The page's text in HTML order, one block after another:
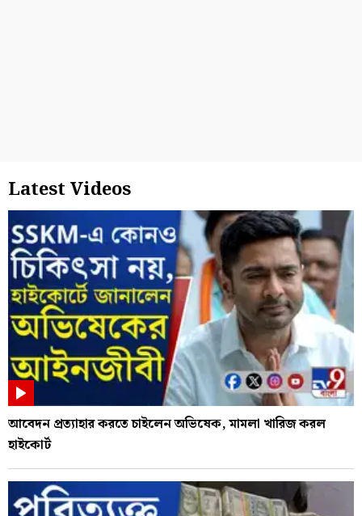
Latest Videos
আবেদন প্রত্যাহার করতে চাইলেন অভিষেক, মামলা খারিজ করল
হাইকোর্ট